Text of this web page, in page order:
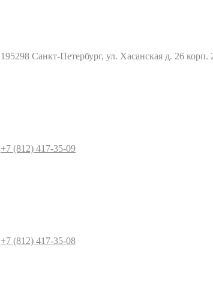
195298 Санкт-Петербург, ул. Хасанская д. 26 корп.
+7 (812) 417-35-09
+7 (812) 417-35-08